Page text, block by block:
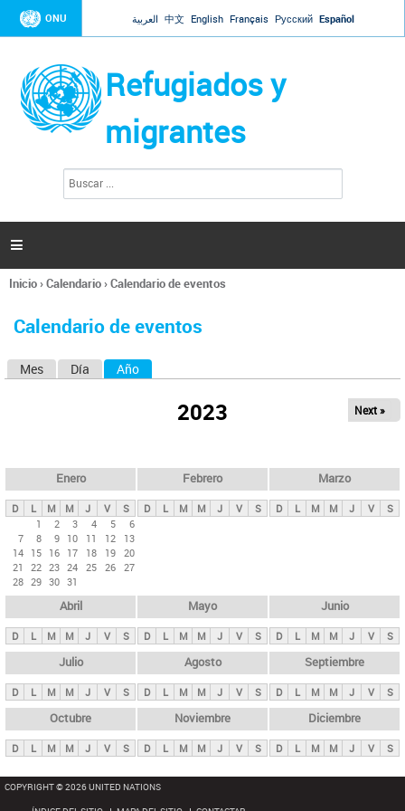
Jump to navigation
ONU العربية 中文 English Français Русский Español
Refugiados y
migrantes
l
d
s

Se
usted
Inicio›Calendario›Calendario de eventos
Calendario de eventos
s
p
n
i
p
a
l
s
Mes Día Año
2023 Next »
Enero
D L M M J V
S
1
2 3 4 5
6
7
8 9 10 11 12
13
14 15 16 17 18 19 20
21
22 23 24 25 26 27
28 29 30 31
Febrero
D L M M J V S
Marzo
D L M M J V S
Abril
D L M M J V S
Mayo
D L M M J V S
Junio
D L M M J V S
Julio
D L M M J V S
Agosto
D L M M J V S
Septiembre
D L M M J V S
Octubre
D L M M J V S
Noviembre
D L M M J V S
Diciembre
D L M M J V S
COPYRIGHT © 2026 UNITED NATIONS